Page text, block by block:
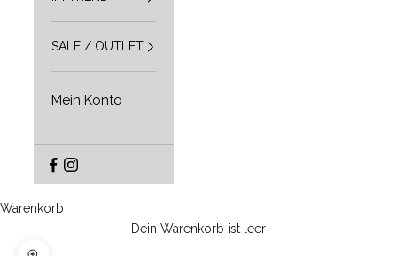
SALE / OUTLET
Mein Konto
Warenkorb
Dein Warenkorb ist leer